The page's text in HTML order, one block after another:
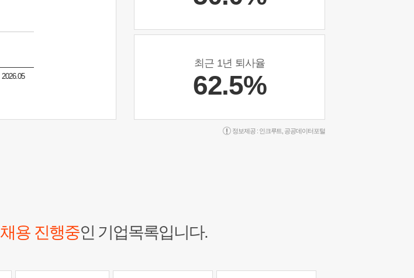
2026.05
최근 1년 퇴사율
62.5%
정보제공 : 인크루트 공공데이터포털
채용 진행중인 기업목록입니다.